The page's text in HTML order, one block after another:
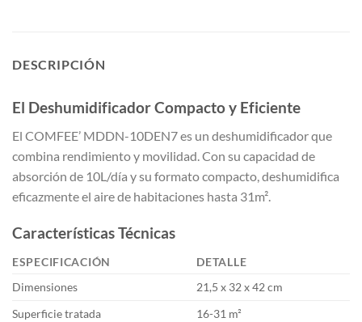
DESCRIPCIÓN
El Deshumidificador Compacto y Eficiente
El COMFEE’ MDDN-10DEN7 es un deshumidificador que
combina rendimiento y movilidad. Con su capacidad de
absorción de 10L/día y su formato compacto, deshumidifica
eficazmente el aire de habitaciones hasta 31m².
Características Técnicas
ESPECIFICACIÓN
DETALLE
Dimensiones
21,5 x 32 x 42 cm
Superficie tratada
16-31 m²